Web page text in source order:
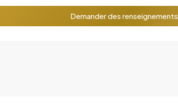
Demander des renseignements